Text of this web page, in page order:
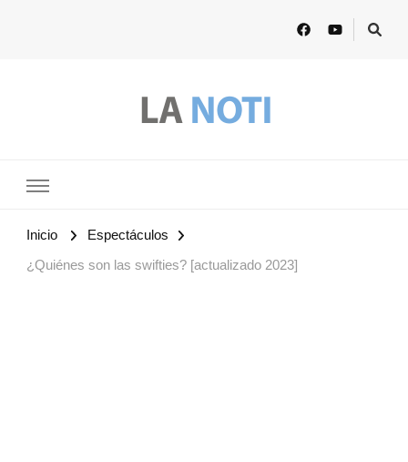
Inicio Espectáculos
¿Quiénes son las swifties? [actualizado 2023]